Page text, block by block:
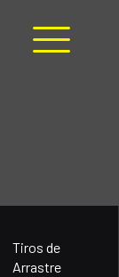
Tiros de
Arrastre